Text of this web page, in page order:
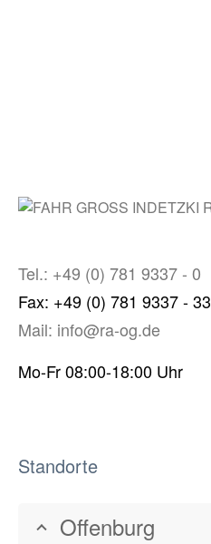
Tel.: +49 (0) 781 9337 - 0
Fax: +49 (0) 781 9337 - 33
Mail: info@ra-og.de
Mo-Fr 08:00-18:00 Uhr
Standorte
Offenburg